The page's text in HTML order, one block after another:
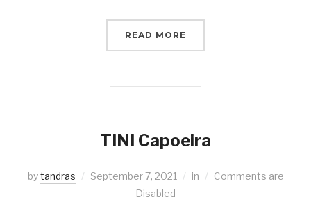
READ MORE
TINI Capoeira
bytandras September 7, 2021 in
Comments are
Disabled